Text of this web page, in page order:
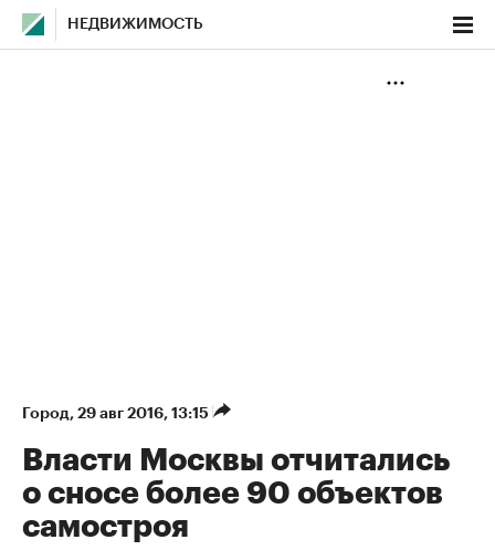
НЕДВИЖИМОСТЬ
Город⁠, 29 авг 2016, 13:15
Власти Москвы отчитались
о сносе более 90 объектов
самостроя